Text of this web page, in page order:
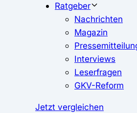
Ratgeber
Nachrichten
Magazin
Interviews
Leserfragen
GKV-Reform
Jetzt vergleichen